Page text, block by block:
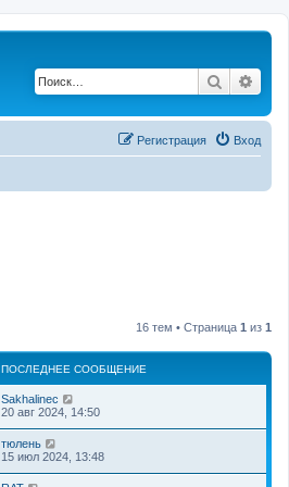
Поиск
Вход
Регистрация
16 тем • Страница 1 из 1
ПОСЛЕДНЕЕ СООБЩЕНИЕ
Sakhalinec
20 авг 2024, 14:50
тюлень
15 июл 2024, 13:48